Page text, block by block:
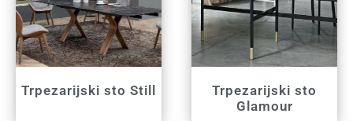
Trpezarijski sto Still
Trpezarijski sto
Glamour